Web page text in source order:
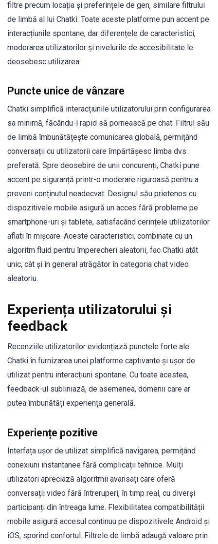
filtre precum locația și preferințele de gen, similare filtrului
de limbă al lui Chatki. Toate aceste platforme pun accent pe
interacțiunile spontane, dar diferențele de caracteristici,
moderarea utilizatorilor și nivelurile de accesibilitate le
deosebesc utilizarea.
Puncte unice de vânzare
Chatki simplifică interacțiunile utilizatorului prin configurarea
sa minimă, făcându-l rapid să pornească pe chat. Filtrul său
de limbă îmbunătățește comunicarea globală, permițând
conversații cu utilizatorii care împărtășesc limba dvs.
preferată. Spre deosebire de unii concurenți, Chatki pune
accent pe siguranță printr-o moderare riguroasă pentru a
preveni conținutul neadecvat. Designul său prietenos cu
dispozitivele mobile asigură un acces fără probleme pe
smartphone-uri și tablete, satisfacând cerințele utilizatorilor
aflati în mișcare. Aceste caracteristici, combinate cu un
algoritm fluid pentru împerecheri aleatorii, fac Chatki atât
unic, cât și în general atrăgător în categoria chat video
aleatoriu.
Experiența utilizatorului și
feedback
Recenziile utilizatorilor evidențiază punctele forte ale
Chatki în furnizarea unei platforme captivante și ușor de
utilizat pentru interacțiuni spontane. Cu toate acestea,
feedback-ul subliniază, de asemenea, domenii care ar
putea îmbunătăți experiența generală.
Experiențe pozitive
Interfața ușor de utilizat simplifică navigarea, permițând
conexiuni instantanee fără complicații tehnice. Mulți
utilizatori apreciază algoritmii avansați care oferă
conversații video fără întreruperi, în timp real, cu diverși
participanți din întreaga lume. Flexibilitatea compatibilității
mobile asigură accesul continuu pe dispozitivele Android și
iOS, sporind confortul. Filtrele de limbă adaugă valoare prin